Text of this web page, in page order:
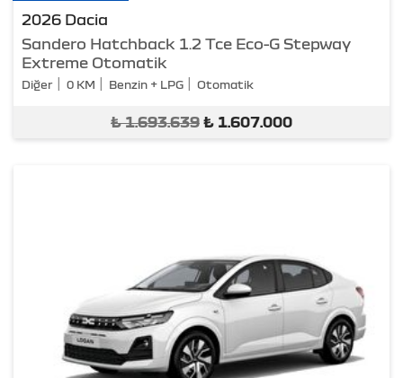
2026 Dacia
Sandero Hatchback 1.2 Tce Eco-G Stepway
Extreme Otomatik
Diğer 0 KM Benzin + LPG Otomatik
₺1.693.639 ₺ 1.607.000